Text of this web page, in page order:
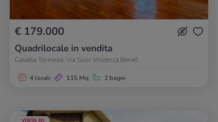
€ 179.000
Quadrilocale in vendita
Caselle Torinese, Via Suor Vincenza Benef.
4 locali 115 Mq 2 bagni
VISITA 3D